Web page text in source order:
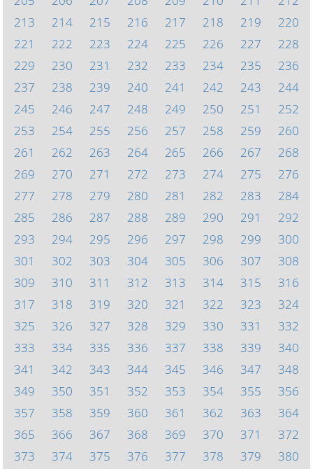
213
214 215 216 217 218 219
220
221
222 223 224 225 226 227
228
229
230 231 232 233 234 235
236
237
238 239 240 241 242 243
244
245
246 247 248 249 250 251
252
253
254 255 256 257 258 259
260
261
262 263 264 265 266 267
268
269
270 271 272 273 274 275
276
277
278 279 280 281 282 283
284
285
286 287 288 289 290 291
292
293
294 295 296 297 298 299
300
301
302 303 304 305 306 307
308
309
310 311 312 313 314 315
316
317
318 319 320 321 322 323
324
325
326 327 328 329 330 331
332
333
334 335 336 337 338 339
340
341
342 343 344 345 346 347
348
349
350 351 352 353 354 355
356
357
358 359 360 361 362 363
364
365
366 367 368 369 370 371
372
373
374 375 376 377 378 379
380